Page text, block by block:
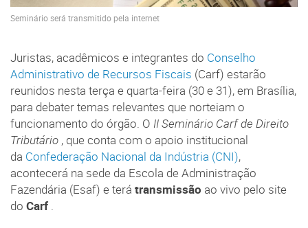
Seminário será transmitido pela internet
Juristas, acadêmicos e integrantes do Conselho
Administrativo de Recursos Fiscais (Carf) estarão
reunidos nesta terça e quarta-feira (30 e 31), em Brasília,
para debater temas relevantes que norteiam o
funcionamento do órgão. O II Seminário Carf de Direito
Tributário , que conta com o apoio institucional
da Confederação Nacional da Indústria (CNI),
acontecerá na sede da Escola de Administração
Fazendária (Esaf) e terá transmissão ao vivo pelo site
do Carf .